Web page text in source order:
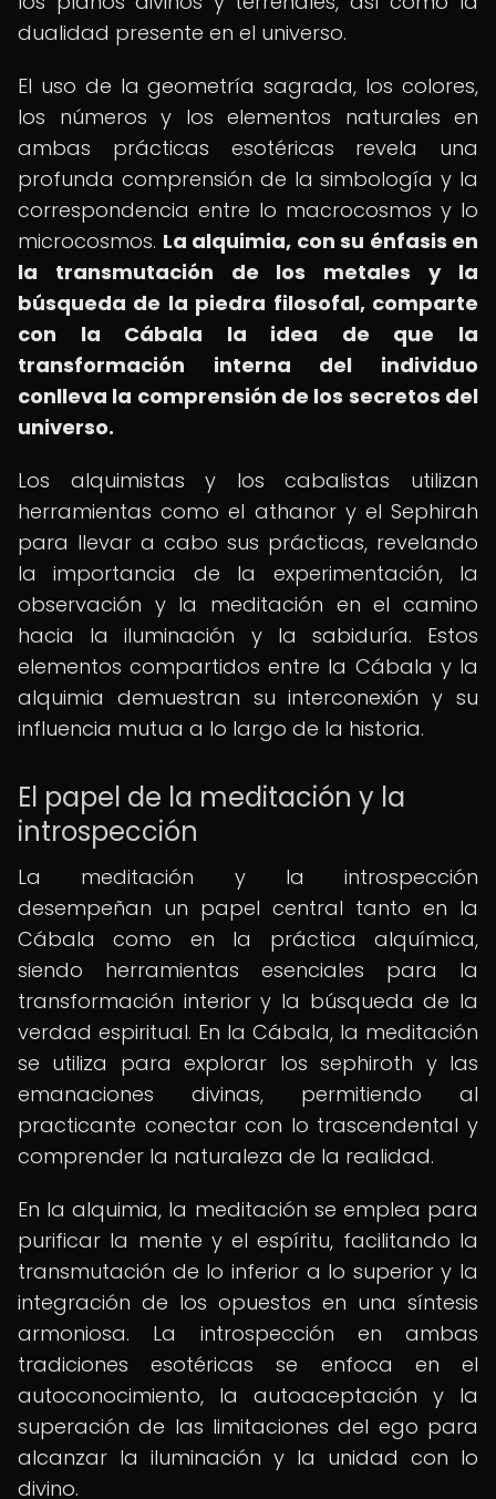
dualidad presente en el universo.
El uso de la geometría sagrada, los colores,
los números y los elementos naturales en
ambas prácticas esotéricas revela una
profunda comprensión de la simbología y la
correspondencia entre lo macrocosmos y lo
microcosmos. La alquimia, con su énfasis en
la transmutación de los metales y la
búsqueda de la piedra filosofal, comparte
con la Cábala la idea de que la
transformación interna del individuo
conlleva la comprensión de los secretos del
universo.
Los alquimistas y los cabalistas utilizan
herramientas como el athanor y el Sephirah
para llevar a cabo sus prácticas, revelando
la importancia de la experimentación, la
observación y la meditación en el camino
hacia la iluminación y la sabiduría. Estos
elementos compartidos entre la Cábala y la
alquimia demuestran su interconexión y su
influencia mutua a lo largo de la historia.
El papel de la meditación y la
introspección
La meditación y la introspección
desempeñan un papel central tanto en la
Cábala como en la práctica alquímica,
siendo herramientas esenciales para la
transformación interior y la búsqueda de la
verdad espiritual. En la Cábala, la meditación
se utiliza para explorar los sephiroth y las
emanaciones divinas, permitiendo al
practicante conectar con lo trascendental y
comprender la naturaleza de la realidad.
En la alquimia, la meditación se emplea para
purificar la mente y el espíritu, facilitando la
transmutación de lo inferior a lo superior y la
integración de los opuestos en una síntesis
armoniosa. La introspección en ambas
tradiciones esotéricas se enfoca en el
autoconocimiento, la autoaceptación y la
superación de las limitaciones del ego para
alcanzar la iluminación y la unidad con lo
divino.